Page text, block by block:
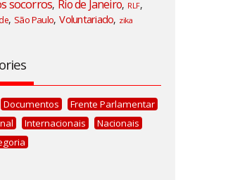
socorros, Rio de Janeiro, RLF,
, São Paulo,Voluntariado, zika
Documentos
Frente Parlamentar
Internacionais
Nacionais